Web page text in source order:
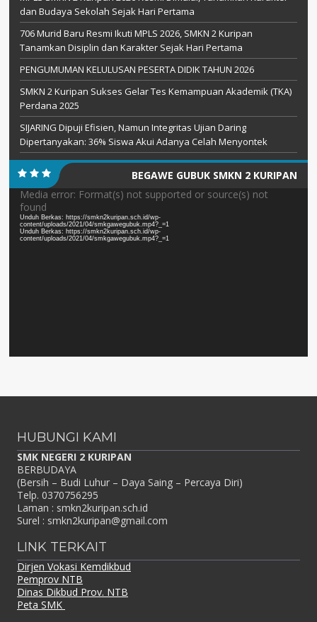
dan Budaya Sekolah Sejak Hari Pertama
706 Murid Baru Resmi Ikuti MPLS 2026, SMKN 2 Kuripan
Tanamkan Disiplin dan Karakter Sejak Hari Pertama
PENGUMUMAN KELULUSAN PESERTA DIDIK TAHUN 2026
SMKN 2 Kuripan Sukses Gelar Tes Kemampuan Akademik (TKA)
Perdana 2025
SIJARING Dipuji Efisien, Namun Integritas Ujian Daring
Dipertanyakan: 36% Siswa Akui Adanya Celah Menyontek
BEGAWE GUBUK SMKN 2 KURIPAN
Pemutar
Video
Media error: Format(s) not supported or source(s) not
found
Unduh Berkas: https://smkn2kuripan.sch.id/wp-
content/uploads/2021/04/smkgawegubuk.mp4?_=1
Unduh Berkas: https://smkn2kuripan.sch.id/wp-
content/uploads/2021/04/smkgawegubuk.mp4?_=1
HUBUNGI KAMI
SMK NEGERI 2 KURIPAN
BERBUDAYA
(Bersih – Budi Luhur – Daya Saing – Percaya Diri)
Telp. 0370756295
Laman : smkn2kuripan.sch.id
Surel : smkn2kuripan@gmail.com
LINK TERKAIT
Dirjen Vokasi Kemdikbud
Pemprov NTB
Dinas Dikbud Prov. NTB
Peta SMK